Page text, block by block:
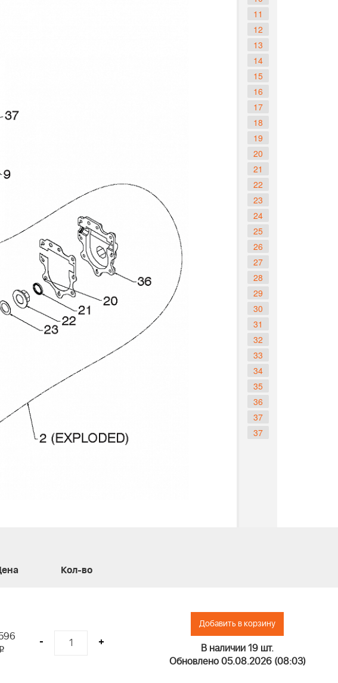
11
12
13
14
15
16
17
18
19
20
21
22
23
24
25
26
27
28
29
30
31
32
33
34
35
36
37
37
Кол-во
- +
Добавить в корзину
В наличии 19 шт.
Обновлено 05.08.2026 (08:03)